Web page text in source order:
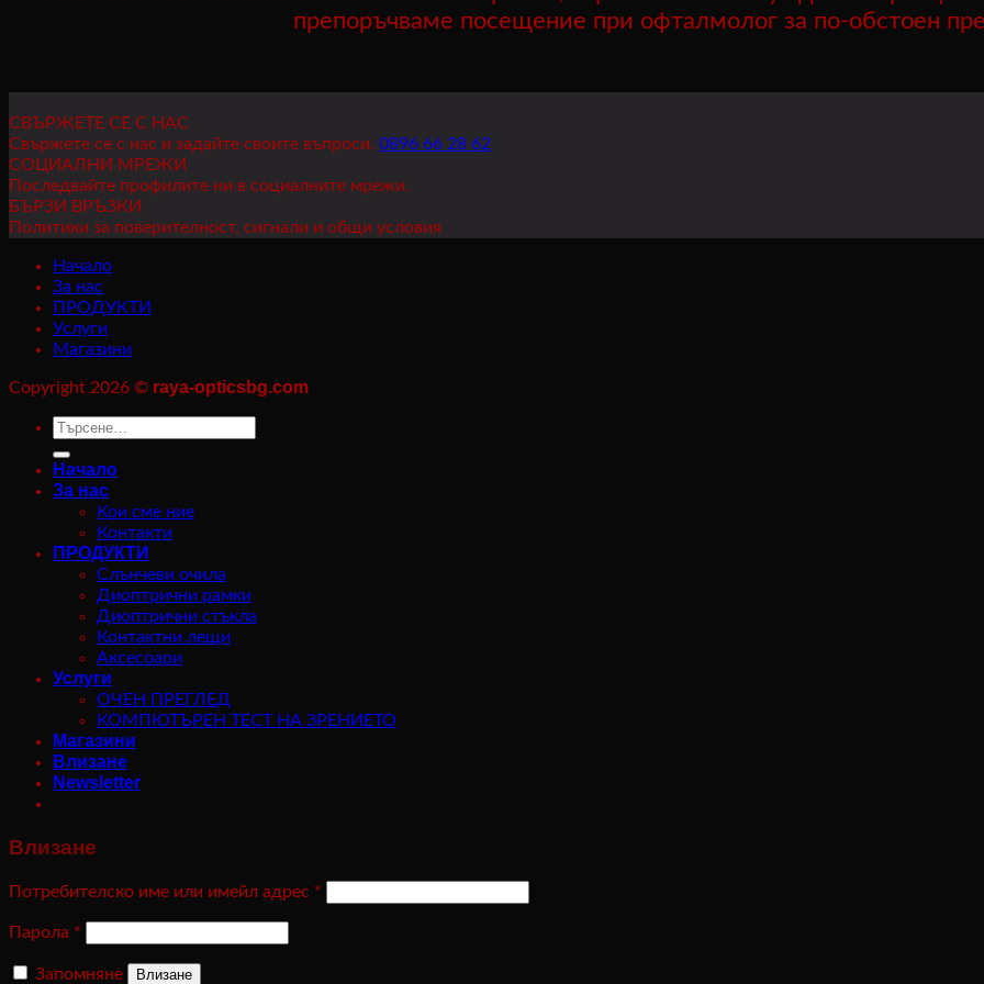
препоръчваме посещение при офталмолог за по-обстоен
СВЪРЖЕТЕ СЕ С НАС
Свържете се с нас и задайте своите въпроси. 0896 66 28 62
СОЦИАЛНИ МРЕЖИ
Последвайте профилите ни в социалните мрежи.
БЪРЗИ ВРЪЗКИ
Политики за поверителност, сигнали и общи условия
Начало
За нас
ПРОДУКТИ
Услуги
Магазини
Copyright 2026 © raya-opticsbg.com
Търсене
Начало
За нас
Кои сме ние
Контакти
ПРОДУКТИ
Слънчеви очила
Диоптрични рамки
Диоптрични стъкла
Контактни лещи
Аксесоари
Услуги
ОЧЕН ПРЕГЛЕД
КОМПЮТЪРЕН ТЕСТ НА ЗРЕНИЕТО
Магазини
Влизане
Newsletter
Влизане
Потребителско име или имейл адрес *
Парола *
Запомняне Влизане